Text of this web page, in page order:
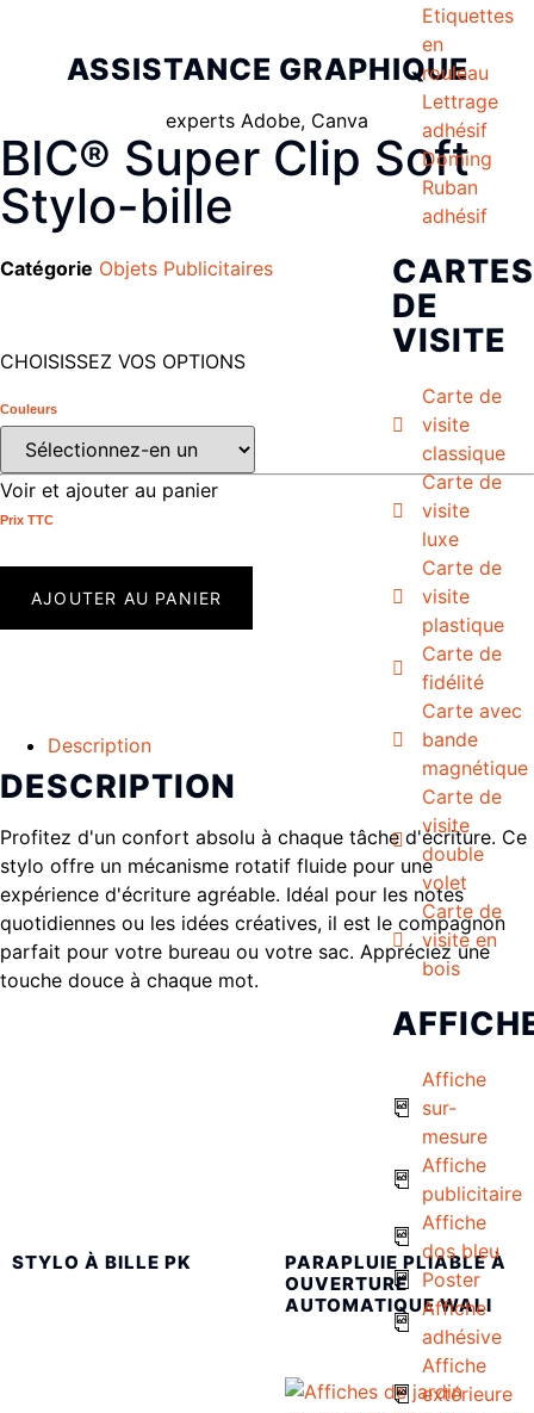
Etiquettes
en
rouleau
Lettrage
adhésif
Doming
Ruban
adhésif
CARTES
DE
VISITE
Carte de
visite
classique
Carte de
visite
luxe
Carte de
visite
plastique
Carte de
fidélité
Carte avec
bande
magnétique
Carte de
visite
double
volet
Carte de
visite en
bois
Affiche
sur-
mesure
Affiche
publicitaire
Affiche
dos bleu
Poster
Affiche
adhésive
Affiche
extérieure
ASSISTANCE GRAPHIQUE
experts Adobe, Canva
BIC® Super Clip Soft
Stylo-bille
Catégorie Objets Publicitaires
CHOISISSEZ VOS OPTIONS
Couleurs
Voir et ajouter au panier
Prix ​​TTC
AJOUTER AU PANIER
Description
DESCRIPTION
Profitez d'un confort absolu à chaque tâche d'écriture. Ce
stylo offre un mécanisme rotatif fluide pour une
expérience d'écriture agréable. Idéal pour les notes
quotidiennes ou les idées créatives, il est le compagnon
parfait pour votre bureau ou votre sac. Appréciez une
touche douce à chaque mot.
STYLO À BILLE PK
PARAPLUIE PLIABLE À
OUVERTURE
AUTOMATIQUE WALI